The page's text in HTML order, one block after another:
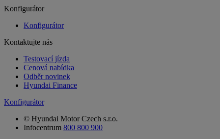
Konfigurátor
Konfigurátor
Kontaktujte nás
Testovací jízda
Cenová nabídka
Odběr novinek
Hyundai Finance
Konfigurátor
© Hyundai Motor Czech s.r.o.
Infocentrum 800 800 900